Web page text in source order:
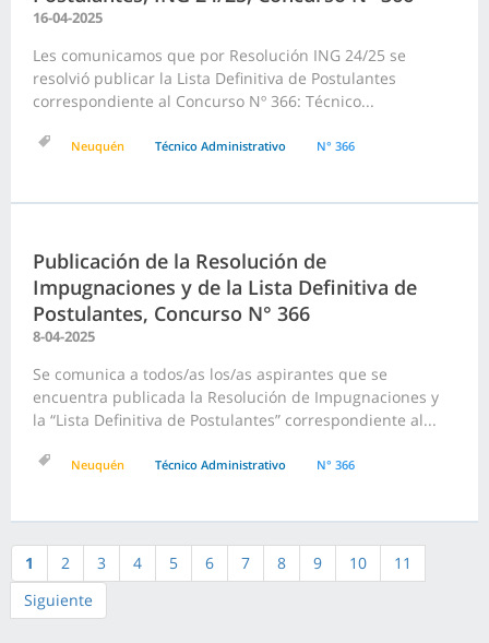
16-04-2025
Les comunicamos que por Resolución ING 24/25 se
resolvió publicar la Lista Definitiva de Postulantes
correspondiente al Concurso Nº 366: Técnico...
Neuquén Técnico Administrativo N° 366
Publicación de la Resolución de
Impugnaciones y de la Lista Definitiva de
Postulantes, Concurso N° 366
8-04-2025
Se comunica a todos/as los/as aspirantes que se
encuentra publicada la Resolución de Impugnaciones y
la “Lista Definitiva de Postulantes” correspondiente al...
Neuquén Técnico Administrativo N° 366
1 2 3 4 5 6 7 8 9 10
11
Siguiente